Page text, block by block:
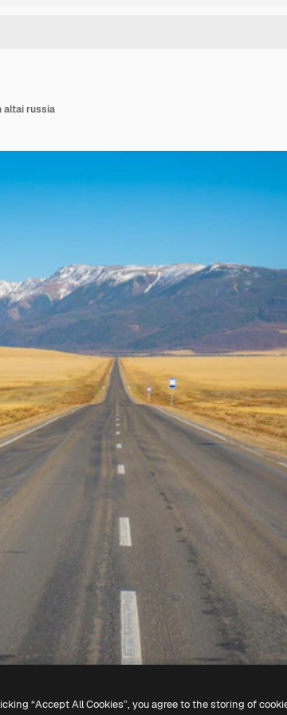
altai russia
“Accept All Cookies”, you agree to the storing of